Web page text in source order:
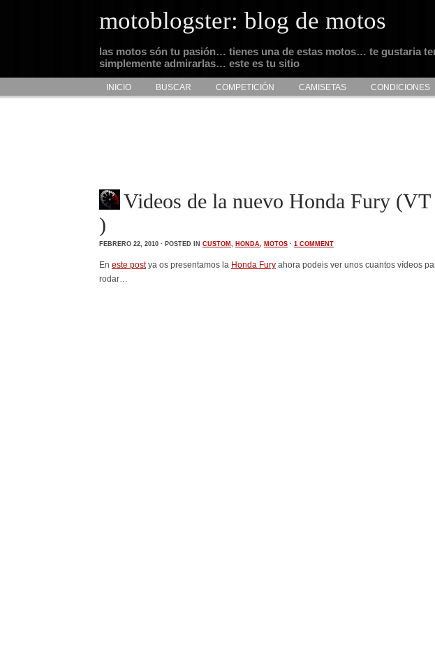
motoblogster: blog de motos
las motos són tu pasión… tienes una de estas motos… te gustaria
simplemente admirarlas… este es tu sitio
INICIO BUSCAR COMPETICIÓN CAMISETAS CONDICIONES
Videos de la nuevo Honda Fury
)
FEBRERO 22, 2010 · POSTED IN CUSTOM , HONDA, MOTOS · 1 COMMENT
En este postya os presentamos la Honda Fury ahora podeis ver unos cuantos vídeos
rodar…